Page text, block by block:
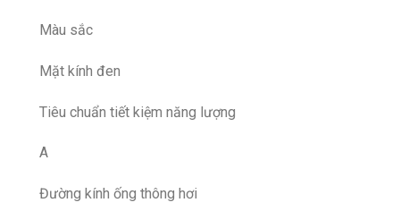
Màu sắc
Mặt kính đen
Tiêu chuẩn tiết kiệm năng lượng
A
Đường kính ống thông hơi